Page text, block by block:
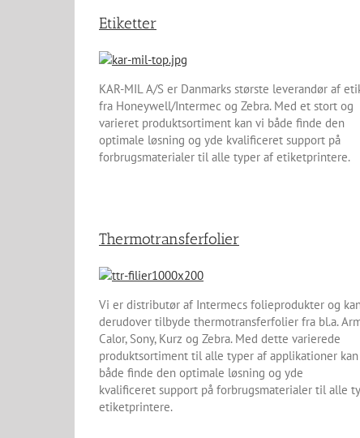
Etiketter
KAR-MIL A/S er Danmarks største leverandør af
fra Honeywell/Intermec og Zebra. Med et stort og
varieret produktsortiment kan vi både finde den
optimale løsning og yde kvalificeret support på
forbrugsmaterialer til alle typer af etiketprintere.
Thermotransferfolier
Vi er distributør af Intermecs folieprodukter og
derudover tilbyde thermotransferfolier fra bl.a.
Calor, Sony, Kurz og Zebra. Med dette varierede
produktsortiment til alle typer af applikationer
både finde den optimale løsning og yde
kvalificeret support på forbrugsmaterialer til alle
etiketprintere.